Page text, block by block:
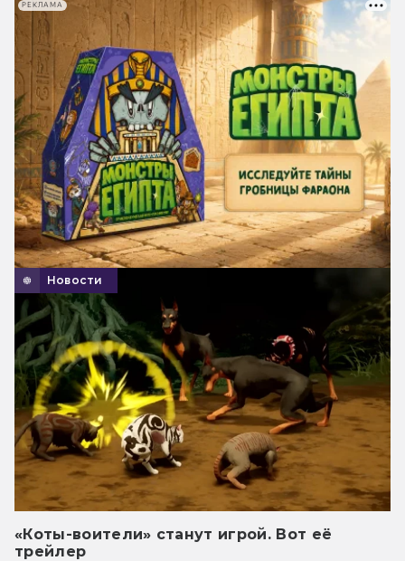
Новости
«Коты-воители» станут игрой. Вот её
трейлер
РЕКЛАМА